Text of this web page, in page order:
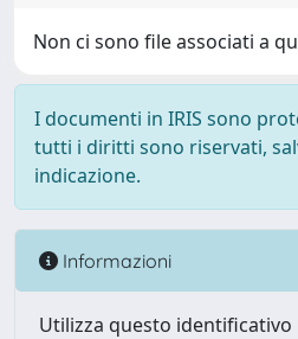
Non ci sono file associati a
I documenti in IRIS sono
tutti i diritti sono riservati,
indicazione.
Informazioni
Utilizza questo